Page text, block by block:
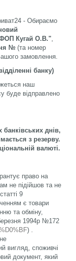
- Обираємо
Кугай О.В."
№ (та номер
замовлення.
банку)
наш
буде відправлено
днів,
з резерву.
валюті.
право на
не підійшов та не
9
є товари
та обміну,
березня 1994р №172
) .
вигляд, споживчі
документ, який